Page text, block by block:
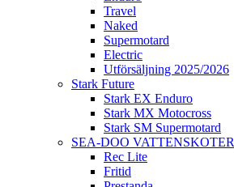
Travel
Naked
Supermotard
Electric
Utförsäljning 2025/2026
Stark Future
Stark EX Enduro
Stark MX Motocross
Stark SM Supermotard
SEA-DOO VATTENSKOTER
Rec Lite
Fritid